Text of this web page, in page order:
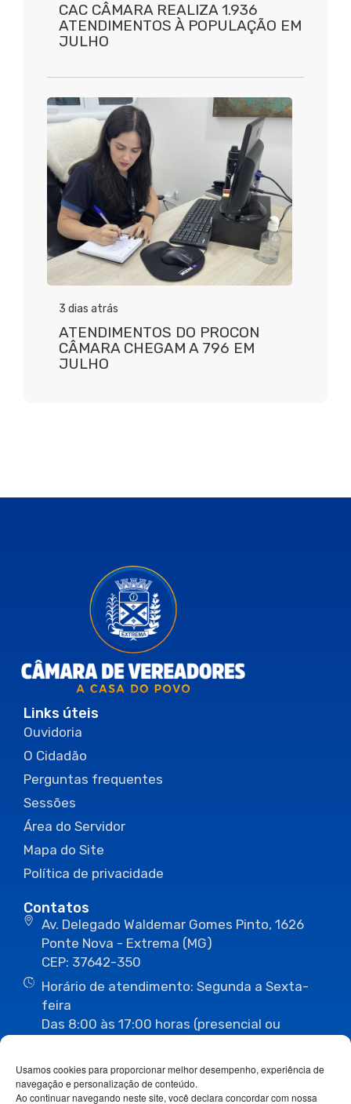
Usamos cookies para proporcionar melhor desempenho, experiência de
navegação e personalização de conteúdo.
Ao continuar navegando neste site, você declara concordar com nossa
CAC CÂMARA REALIZA 1.936
ATENDIMENTOS À POPULAÇÃO EM
JULHO
3 dias atrás
ATENDIMENTOS DO PROCON
CÂMARA CHEGAM A 796 EM
JULHO
Links úteis
Ouvidoria
O Cidadão
Perguntas frequentes
Sessões
Área do Servidor
Mapa do Site
Política de privacidade
Contatos
Av. Delegado Waldemar Gomes Pinto, 1626
Ponte Nova - Extrema (MG)
CEP: 37642-350
Horário de atendimento: Segunda a Sexta-
feira
Das 8:00 às 17:00 horas (presencial ou
(35) 3435-1112 (35) 3435-3063
ouvidoria@camaraextrema.mg.gov.br